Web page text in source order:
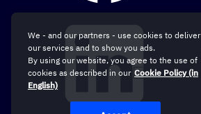
We - and our partners - use cookies to deliver
our services and to show you ads.
By using our website, you agree to the use of
cookies as described in our Cookie Policy (in
English)